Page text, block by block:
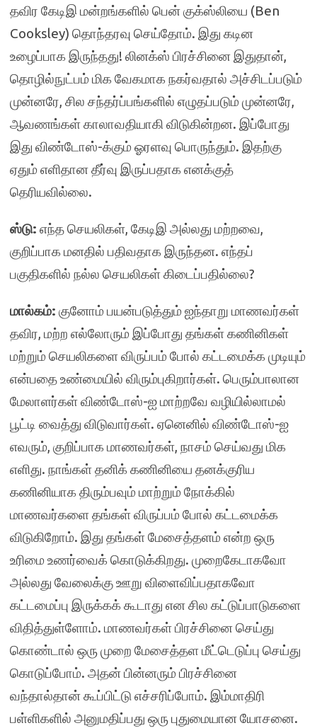
தவிர கேடிஇ மன்றங்களில் பென் குக்ஸ்லியை (Ben
Cooksley) தொந்தரவு செய்தோம். இது கடின
உழைப்பாக இருந்தது! லினக்ஸ் பிரச்சினை இதுதான்,
தொழில்நுட்பம் மிக வேகமாக நகர்வதால் அச்சிடப்படும்
முன்னரே, சில சந்தர்ப்பங்களில் எழுதப்படும் முன்னரே,
ஆவணங்கள் காலாவதியாகி விடுகின்றன. இப்போது
இது விண்டோஸ்-க்கும் ஓரளவு பொருந்தும். இதற்கு
ஏதும் எளிதான தீர்வு இருப்பதாக எனக்குத்
தெரியவில்லை.
ஸ்டு: எந்த செயலிகள், கேடிஇ அல்லது மற்றவை,
குறிப்பாக மனதில் பதிவதாக இருந்தன. எந்தப்
பகுதிகளில் நல்ல செயலிகள் கிடைப்பதில்லை?
மால்கம்: குனோம் பயன்படுத்தும் ஐந்தாறு மாணவர்கள்
தவிர, மற்ற எல்லோரும் இப்போது தங்கள் கணினிகள்
மற்றும் செயலிகளை விருப்பம் போல் கட்டமைக்க முடியும்
என்பதை உண்மையில் விரும்புகிறார்கள். பெரும்பாலான
மேலாளர்கள் விண்டோஸ்-ஐ மாற்றவே வழியில்லாமல்
பூட்டி வைத்து விடுவார்கள். ஏனெனில் விண்டோஸ்-ஐ
எவரும், குறிப்பாக மாணவர்கள், நாசம் செய்வது மிக
எளிது. நாங்கள் தனிக் கணினியை தனக்குரிய
கணினியாக திரும்பவும் மாற்றும் நோக்கில்
மாணவர்களை தங்கள் விருப்பம் போல் கட்டமைக்க
விடுகிறோம். இது தங்கள் மேசைத்தளம் என்ற ஒரு
உரிமை உணர்வைக் கொடுக்கிறது. முறைகேடாகவோ
அல்லது வேலைக்கு ஊறு விளைவிப்பதாகவோ
கட்டமைப்பு இருக்கக் கூடாது என சில கட்டுப்பாடுகளை
விதித்துள்ளோம். மாணவர்கள் பிரச்சினை செய்து
கொண்டால் ஒரு முறை மேசைத்தள மீட்டெடுப்பு செய்து
கொடுப்போம். அதன் பின்னரும் பிரச்சினை
வந்தால்தான் கூப்பிட்டு எச்சரிப்போம். இம்மாதிரி
பள்ளிகளில் அனுமதிப்பது ஒரு புதுமையான யோசனை.